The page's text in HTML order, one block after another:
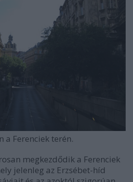
a Ferenciek terén.
megkezdődik a Ferenciek
jelenleg az Erzsébet-híd